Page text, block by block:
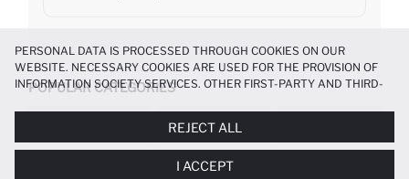
POPULAR CATEGORIES
KADIN ÇANTA
ACCESSORIES
PERSONAL DATA IS PROCESSED THROUGH COOKIES ON OUR
WEBSITE. NECESSARY COOKIES ARE USED FOR THE PROVISION OF
INFORMATION SOCIETY SERVICES. OTHER FIRST-PARTY AND THIRD-
MORE FUNCTIONAL AND PERSONALIZED, AND—IF YOU GIVE YOUR
EXPLICIT CONSENT—TO CARRY OUT MARKETING ACTIVITIES
TAILORED TO YOU. YOU CAN MANAGE YOUR COOKIE PREFERENCES
REJECT ALL
I ACCEPT